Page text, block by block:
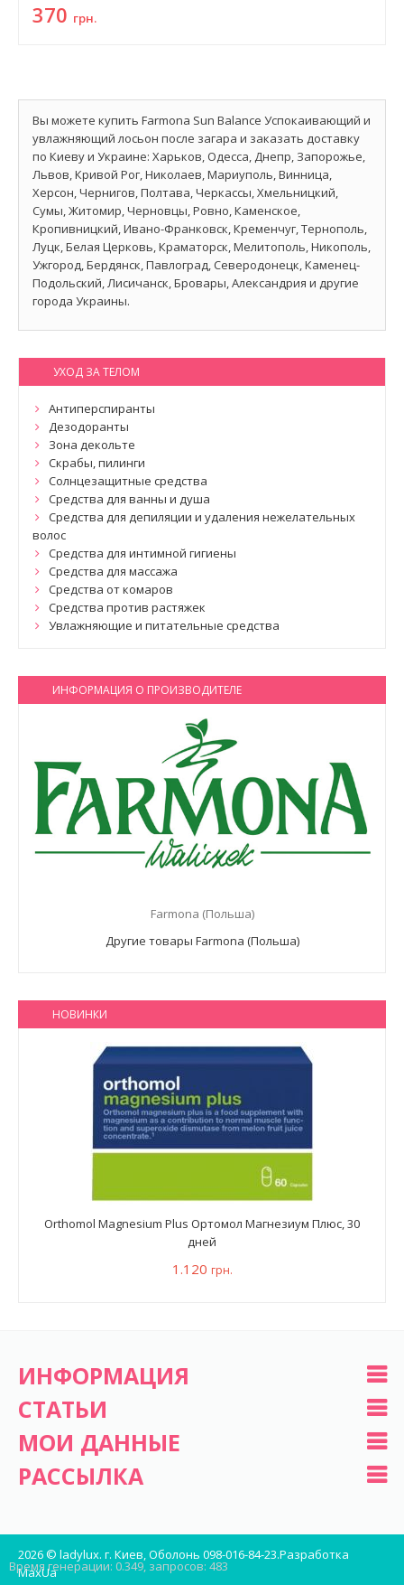
370 грн.
Вы можете купить Farmona Sun Balance Успокаивающий и
увлажняющий лосьон после загара и заказать доставку
по Киеву и Украине: Харьков, Одесса, Днепр, Запорожье,
Львов, Кривой Рог, Николаев, Мариуполь, Винница,
Херсон, Чернигов, Полтава, Черкассы, Хмельницкий,
Сумы, Житомир, Черновцы, Ровно, Каменское,
Кропивницкий, Ивано-Франковск, Кременчуг, Тернополь,
Луцк, Белая Церковь, Краматорск, Мелитополь, Никополь,
Ужгород, Бердянск, Павлоград, Северодонецк, Каменец-
Подольский, Лисичанск, Бровары, Александрия и другие
города Украины.
УХОД ЗА ТЕЛОМ
Антиперспиранты
Дезодоранты
Зона декольте
Скрабы, пилинги
Солнцезащитные средства
Средства для ванны и душа
Средства для депиляции и удаления нежелательных
волос
Средства для интимной гигиены
Средства для массажа
Средства от комаров
Средства против растяжек
Увлажняющие и питательные средства
ИНФОРМАЦИЯ О ПРОИЗВОДИТЕЛЕ
Farmona (Польша)
Другие товары Farmona (Польша)
НОВИНКИ
Orthomol Magnesium Plus Ортомол Магнезиум Плюс, 30
дней
1.120 грн.
ИНФОРМАЦИЯ
СТАТЬИ
МОИ ДАННЫЕ
РАССЫЛКА
2026 © ladylux. г. Киев, Оболонь 098-016-84-23.Разработка
MaxUa
Время генерации: 0.349, запросов: 483